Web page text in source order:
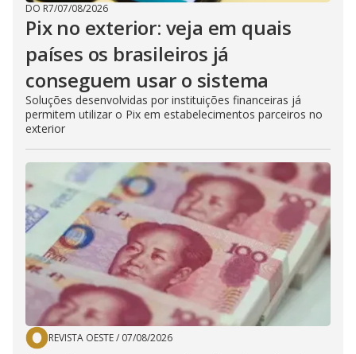
DO R7/07/08/2026
Pix no exterior: veja em quais
países os brasileiros já
conseguem usar o sistema
Soluções desenvolvidas por instituições financeiras já
permitem utilizar o Pix em estabelecimentos parceiros no
exterior
REVISTA OESTE/ 07/08/2026